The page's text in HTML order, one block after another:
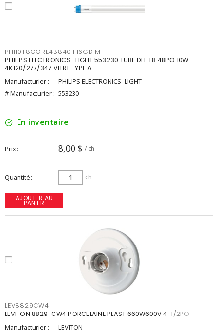
PHI10T8CORE48840IF16GDIM
PHILIPS ELECTRONICS -LIGHT 553230 TUBE DEL T8 48PO 10W
4K120/277/347 VITRE TYPE A
Manufacturier :
PHILIPS ELECTRONICS -LIGHT
# Manufacturier : 553230
En inventaire
Prix 8,00 $ / ch
Quantité ch
AJOUTER AU
PANIER
LEV8829CW4
LEVITON 8829-CW4 PORCELAINE PLAST 660W600V 4-1/2PO
Manufacturier :
LEVITON